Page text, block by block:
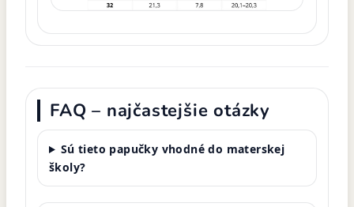
FAQ – najčastejšie otázky
Sú tieto papučky vhodné do materskej
školy?